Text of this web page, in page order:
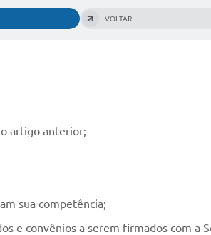
VOLTAR
artigo anterior;
sua competência;
e convênios a serem firmados com a